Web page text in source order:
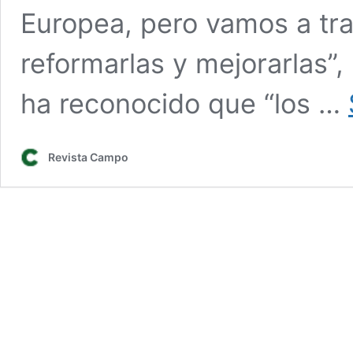
Europea, pero vamos a
reformarlas y
ha reconocido que “los …
Revista Campo